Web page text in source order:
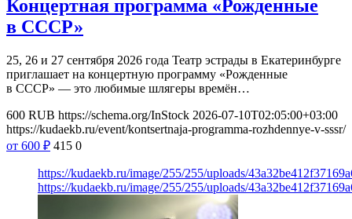
Концертная программа «Рожденные
в СССР»
25, 26 и 27 сентября 2026 года Театр эстрады в Екатеринбурге
приглашает на концертную программу «Рожденные
в СССР» — это любимые шлягеры времён…
600 RUB https://schema.org/InStock 2026-07-10T02:05:00+03:00
https://kudaekb.ru/event/kontsertnaja-programma-rozhdennye-v-sssr/
от 600 ₽ 415 0
https://kudaekb.ru/image/255/255/uploads/
https://kudaekb.ru/image/255/255/uploads/